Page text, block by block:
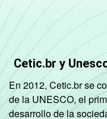
Cetic.br y
En 2012, Cetic.br se
de la UNESCO, el
desarrollo de la